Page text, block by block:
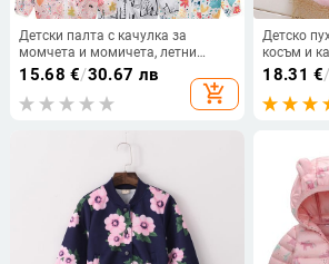
Детски палта с качулка за
момчета и момичета, летни
слънцезащитни дрехи, връхни
дрехи с дишащ принт, леки
ежедневни спортни дрехи с чанта
15.68 €/30.67 лв
add_shopping_cart
Детско
косъм и
18.31 €/